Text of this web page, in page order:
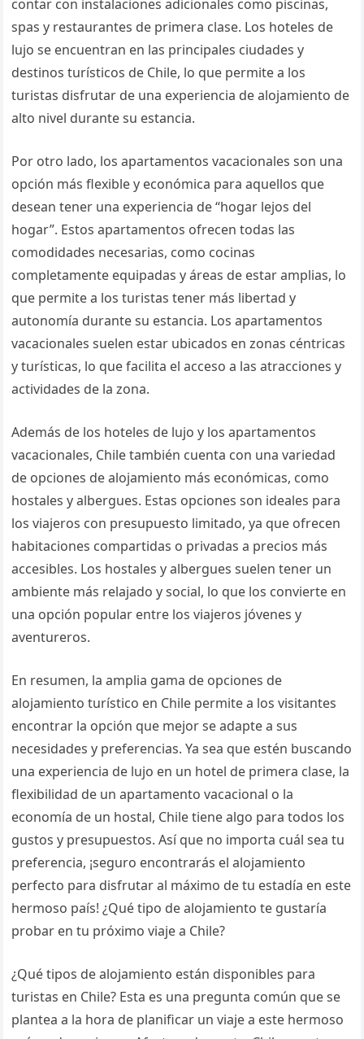
contar con instalaciones adicionales como piscinas,
spas y restaurantes de primera clase. Los hoteles de
lujo se encuentran en las principales ciudades y
destinos turísticos de Chile, lo que permite a los
turistas disfrutar de una experiencia de alojamiento de
alto nivel durante su estancia.
Por otro lado, los apartamentos vacacionales son una
opción más flexible y económica para aquellos que
desean tener una experiencia de “hogar lejos del
hogar”. Estos apartamentos ofrecen todas las
comodidades necesarias, como cocinas
completamente equipadas y áreas de estar amplias, lo
que permite a los turistas tener más libertad y
autonomía durante su estancia. Los apartamentos
vacacionales suelen estar ubicados en zonas céntricas
y turísticas, lo que facilita el acceso a las atracciones y
actividades de la zona.
Además de los hoteles de lujo y los apartamentos
vacacionales, Chile también cuenta con una variedad
de opciones de alojamiento más económicas, como
hostales y albergues. Estas opciones son ideales para
los viajeros con presupuesto limitado, ya que ofrecen
habitaciones compartidas o privadas a precios más
accesibles. Los hostales y albergues suelen tener un
ambiente más relajado y social, lo que los convierte en
una opción popular entre los viajeros jóvenes y
aventureros.
En resumen, la amplia gama de opciones de
alojamiento turístico en Chile permite a los visitantes
encontrar la opción que mejor se adapte a sus
necesidades y preferencias. Ya sea que estén buscando
una experiencia de lujo en un hotel de primera clase, la
flexibilidad de un apartamento vacacional o la
economía de un hostal, Chile tiene algo para todos los
gustos y presupuestos. Así que no importa cuál sea tu
preferencia, ¡seguro encontrarás el alojamiento
perfecto para disfrutar al máximo de tu estadía en este
hermoso país! ¿Qué tipo de alojamiento te gustaría
probar en tu próximo viaje a Chile?
¿Qué tipos de alojamiento están disponibles para
turistas en Chile? Esta es una pregunta común que se
plantea a la hora de planificar un viaje a este hermoso